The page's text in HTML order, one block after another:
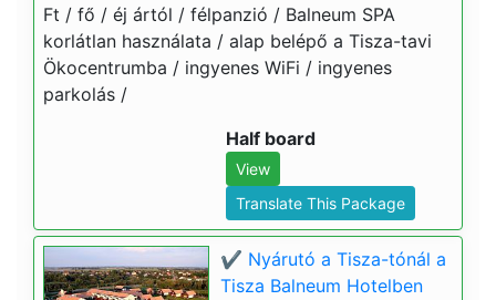
Ft / fő / éj ártól / félpanzió / Balneum SPA
korlátlan használata / alap belépő a Tisza-tavi
Ökocentrumba / ingyenes WiFi / ingyenes
parkolás /
Half board
View
Translate This Package
✔️ Nyárutó a Tisza-tónál a
Tisza Balneum Hotelben